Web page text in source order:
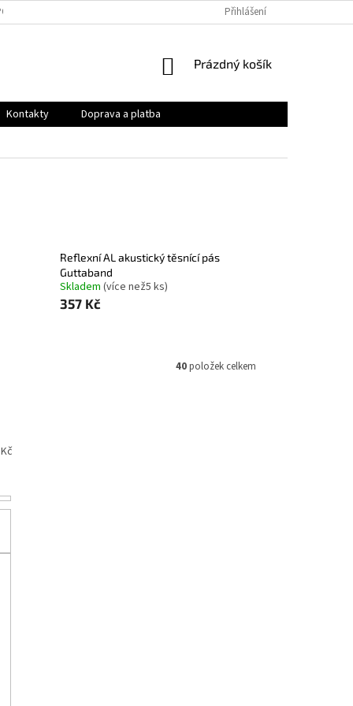
VRÁCENÍ ZBOŽÍ A
Přihlášení
NÁKUPNÍ
Prázdný košík
Kontakty Doprava a platba
Reflexní AL akustický těsnící pás
Guttaband
Skladem (více než5 ks)
357 Kč
40položek celkem